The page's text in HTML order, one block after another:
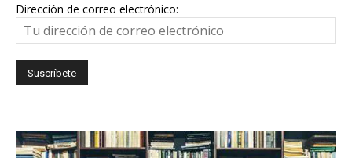
Dirección de correo electrónico: